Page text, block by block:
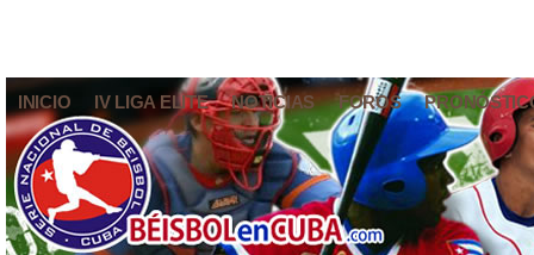
INICIO IV LIGA ELITE NOTICIAS FOROS